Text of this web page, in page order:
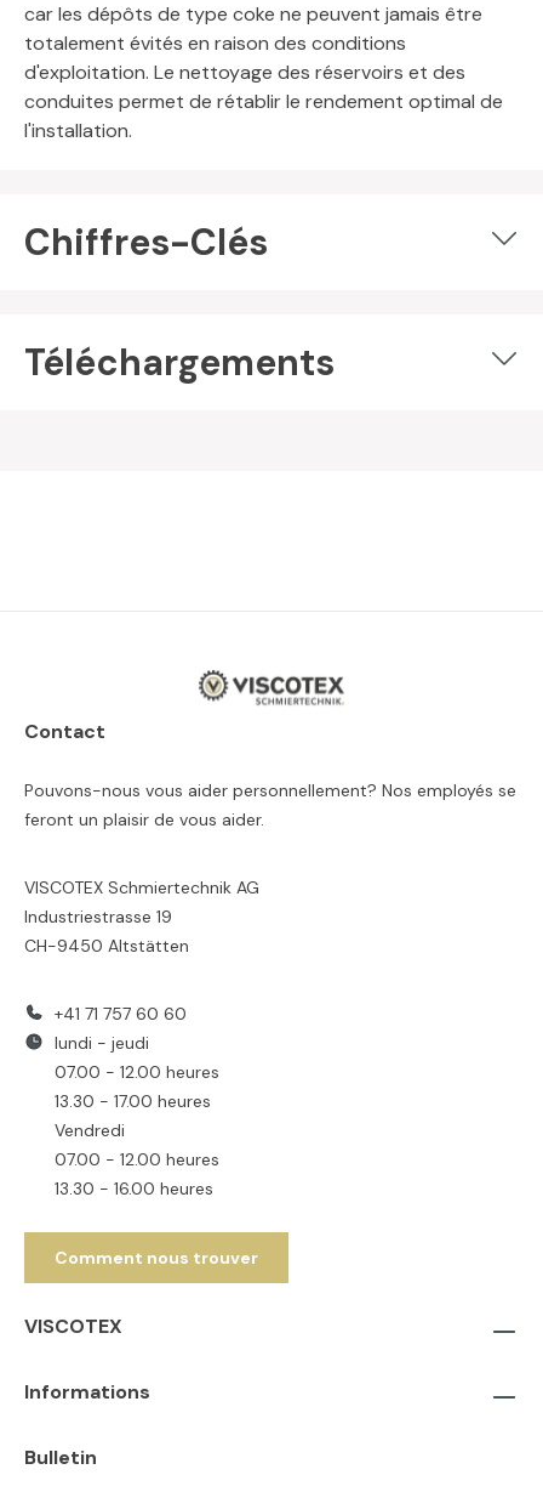
car les dépôts de type coke ne peuvent jamais être
totalement évités en raison des conditions
d'exploitation. Le nettoyage des réservoirs et des
conduites permet de rétablir le rendement optimal de
l'installation.
Chiffres-Clés
Téléchargements
Contact
Pouvons-nous vous aider personnellement? Nos employés se
feront un plaisir de vous aider.
VISCOTEX Schmiertechnik AG
Industriestrasse 19
CH-9450 Altstätten
+41 71 757 60 60
lundi - jeudi
07.00 - 12.00 heures
13.30 - 17.00 heures
Vendredi
07.00 - 12.00 heures
13.30 - 16.00 heures
Comment nous trouver
VISCOTEX
Informations
Bulletin